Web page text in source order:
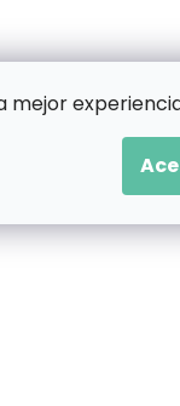
mejor